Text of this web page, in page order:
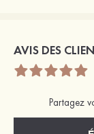
AVIS DES
Partagez